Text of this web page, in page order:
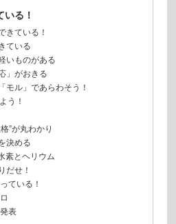
る！
きている！
ている
いものがある
」がおきる
モル」であらわそう！
う！
”が丸わかり
決める
素とヘリウム
だせ！
ている！
表